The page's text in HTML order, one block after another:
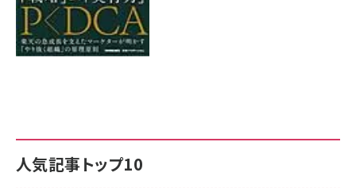
人気記事トップ10